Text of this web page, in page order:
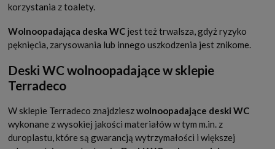
korzystania z toalety.
Wolnoopadająca deska WC jest też trwalsza, gdyż ryzyko
pęknięcia, zarysowania lub innego uszkodzenia jest znikome.
Deski WC wolnoopadające w sklepie
Terradeco
W sklepie Terradeco znajdzieszwolnoopadające deski WC
wykonane z wysokiej jakości materiałów w tym m.in. z
duroplastu, które są gwarancją wytrzymałości i większej